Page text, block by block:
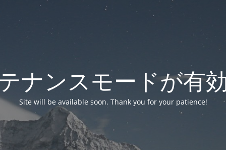
ナンスモードが有
Site will be available soon. Thank you for your patience!